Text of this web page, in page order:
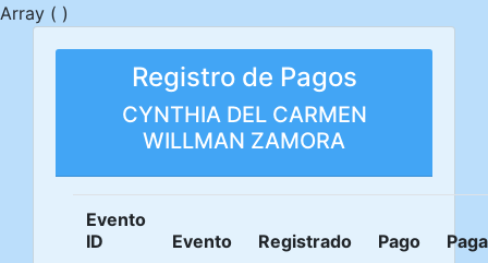
Array ( )
Registro de Pagos
CYNTHIA DEL CARMEN
WILLMAN ZAMORA
Evento
ID
Evento Registrado Pago